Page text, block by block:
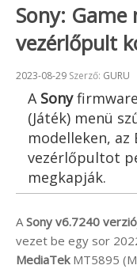
Sony: Game
vezérlőpult
Beküldve:
2023-08-29 Szerző: GURU
A Sony
(Játék) menü
modelleken, az
vezérlőpultot
megkapják.
A Sony v6.7240
vezet be egy sor
MediaTekMT5895